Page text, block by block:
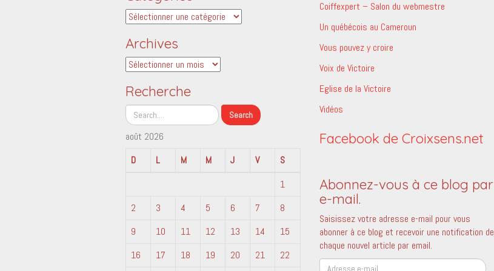
Catégories
Archives
Archives
Recherche
août 2026
D
L M M J V
S
1
2
3 4 5 6 7
8
9
10 11 12 13 14
15
16
17 18 19 20 21 22
Coiffexpert – Salon du webmestre
Un québécois au Cameroun
Vous pouvez y croire
Voix de Victoire
Eglise de la Victoire
Vidéos
Facebook de Croixsens.net
Abonnez-vous à ce blog par
e-mail.
Saisissez votre adresse e-mail pour vous
abonner à ce blog et recevoir une notification de
chaque nouvel article par email.
Adresse